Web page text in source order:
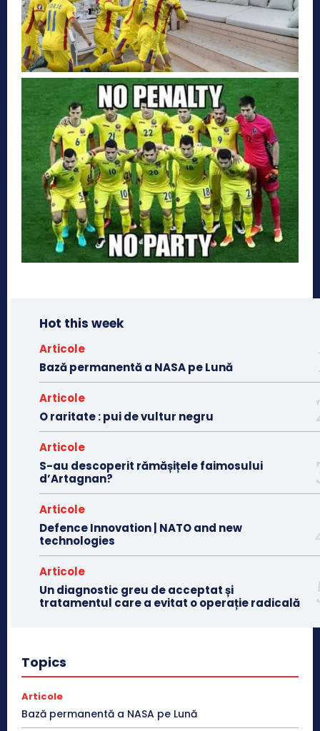
Hot this week
Articole
Bază permanentă a NASA pe Lună
Articole
O raritate : pui de vultur negru
Articole
S-au descoperit rămășițele faimosului
d’Artagnan?
Articole
Defence Innovation | NATO and new
technologies
Articole
Un diagnostic greu de acceptat și
tratamentul care a evitat o operație radicală
Topics
Articole
Bază permanentă a NASA pe Lună